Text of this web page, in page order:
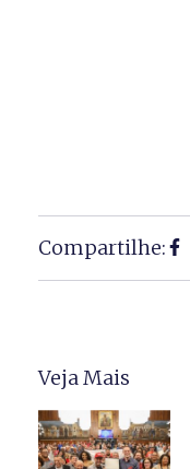
Compartilhe:
Veja Mais